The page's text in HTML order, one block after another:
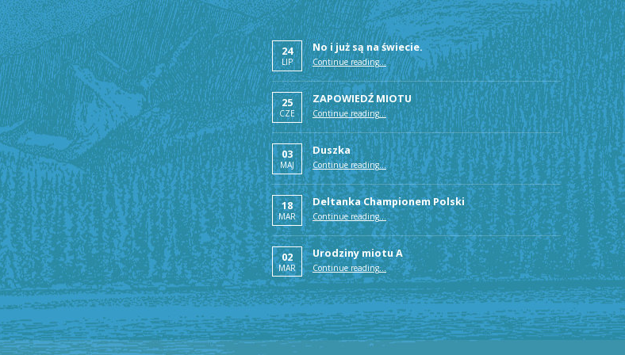
24
LIP
No i już są na świecie.
Continue reading“Deltana Rodowód”…
25
CZE
ZAPOWIEDŹ MIOTU
Continue reading“Deltana Rodowód”…
03
MAJ
Duszka
Continue reading“Deltana Rodowód”…
18
MAR
Deltanka Championem Polski
Continue reading“Deltana Rodowód”…
02
MAR
Urodziny miotu A
Continue reading“Deltana Rodowód”…